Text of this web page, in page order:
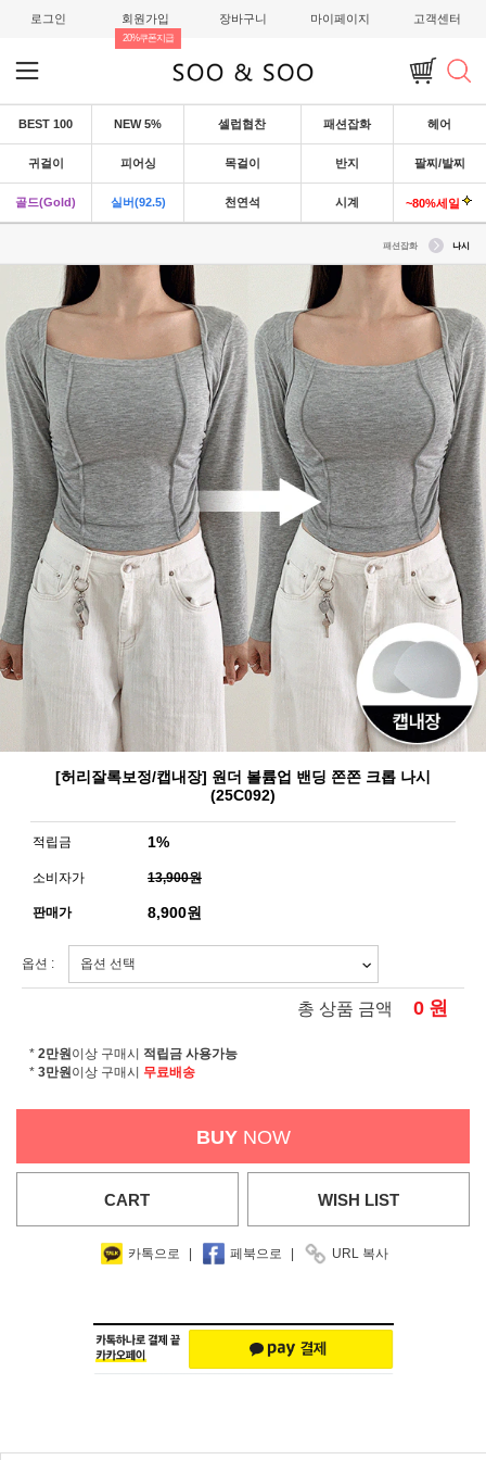
로그인 회원가입
20%쿠폰지급
장바구니 마이페이지 고객센터
BEST 100 NEW 5% 셀럽협찬 패션잡화 헤어
귀걸이 피어싱 목걸이 반지 팔찌/발찌
골드(Gold) 실버(92.5) 천연석 시계 ~80%세일
패션잡화 나시
[허리잘록보정/캡내장] 원더 볼륨업 밴딩 쫀쫀 크롭 나시
(25C092)
적립금 1%
소비자가 13,900원
판매가 8,900원
옵션 :
총 상품 금액 0 원
* 2만원이상 구매시 적립금 사용가능
* 3만원이상 구매시 무료배송
BUYNOW
CART WISH LIST
카톡으로 페북으로 URL 복사